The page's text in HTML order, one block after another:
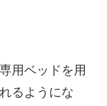
用ベッドを用
るようにな